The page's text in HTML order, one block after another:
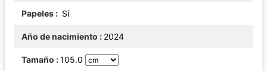
Papeles Sí
Año de nacimiento 2024
Tamaño 105.0